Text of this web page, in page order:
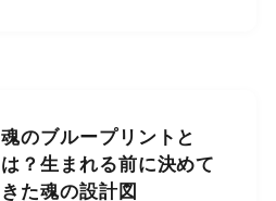
魂のブループリントと
は？生まれる前に決めて
きた魂の設計図